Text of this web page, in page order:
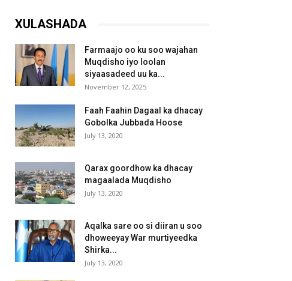
XULASHADA
Farmaajo oo ku soo wajahan
Muqdisho iyo loolan
siyaasadeed uu ka...
November 12, 2025
Faah Faahin Dagaal ka dhacay
Gobolka Jubbada Hoose
July 13, 2020
Qarax goordhow ka dhacay
magaalada Muqdisho
July 13, 2020
Aqalka sare oo si diiran u soo
dhoweeyay War murtiyeedka
Shirka...
July 13, 2020